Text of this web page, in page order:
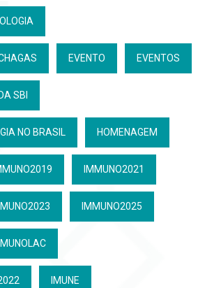
EVENTO EVENTOS
SBI
NO BRASIL HOMENAGEM
IMMUNO2021
IMMUNO2025
IMUNE